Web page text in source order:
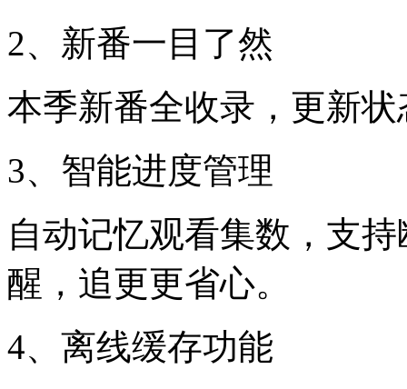
2、新番一目了然
本季新番全收录，更新
3、智能进度管理
自动记忆观看集数，支
醒，追更更省心。
4、离线缓存功能